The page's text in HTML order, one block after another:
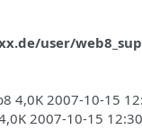
user/
4,0K 2007-10-15
2007-10-15